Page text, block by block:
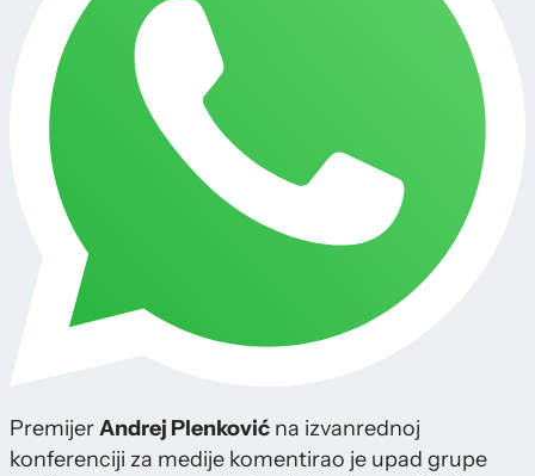
PremijerAndrej Plenković na izvanrednoj
konferenciji za medije komentirao je upad grupe